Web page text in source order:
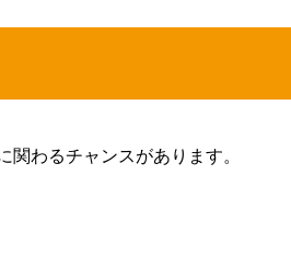
わるチャンスがあります。